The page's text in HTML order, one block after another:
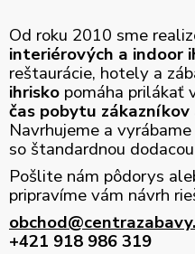
Od roku 2010 sme
interiérových a indoor
reštaurácie, hotely a
ihrisko pomáha prilákať
čas pobytu zákazníkov
Navrhujeme a vyrábame
so štandardnou
Pošlite nám pôdorys
pripravíme vám návrh
+421 918 986 319